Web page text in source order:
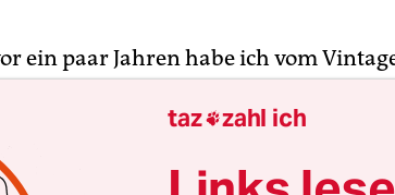
ein paar Jahren habe ich vom
wird – gebrauchte Kleidung,
ist bei vielen Menschen
oder armen Verhältnissen kommen.
taz zahl ich